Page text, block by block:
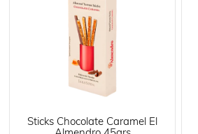
Sticks Chocolate Caramel El